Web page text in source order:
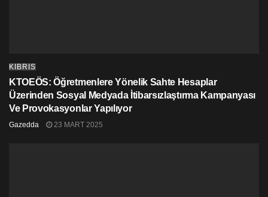
KIBRIS
KTOEÖS: Öğretmenlere Yönelik Sahte Hesaplar
Üzerinden Sosyal Medyada İtibarsızlaştırma Kampanyası
Ve Provokasyonlar Yapılıyor
Gazedda 23 MART 2025